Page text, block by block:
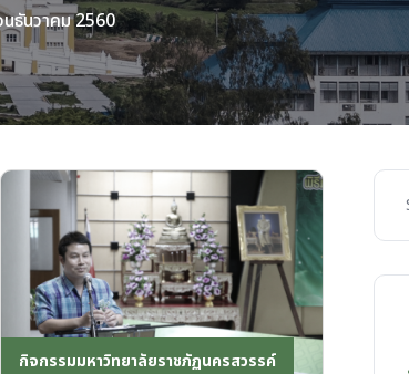
ธันวาคม 2560
กิจกรรมมหาวิทยาลัยราชภัฏนครสวรรค์